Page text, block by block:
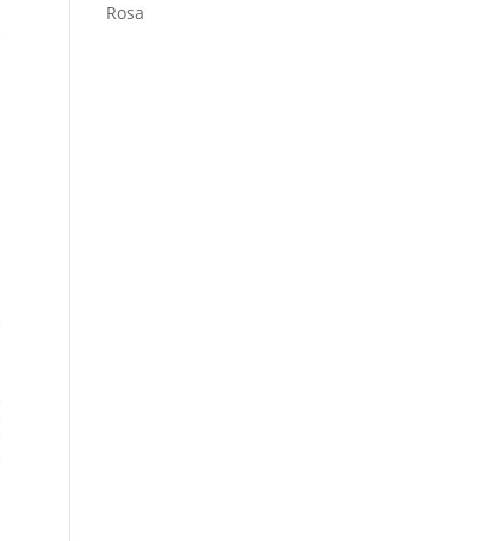
Rosa